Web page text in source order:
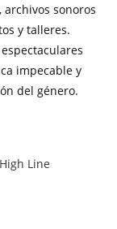
archivos sonoros
y talleres.
impecable y
del género.